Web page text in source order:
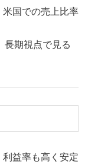
国での売上比率
長期視点で見る
益率も高く安定